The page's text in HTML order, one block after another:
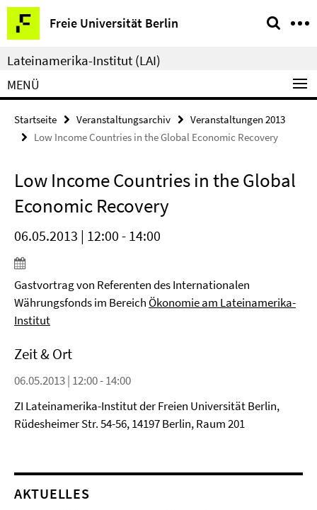
Springe
direkt
zu
Inhalt
Freie Universität Berlin
Service-
Navigation
Lateinamerika-Institut (LAI)
MENÜ
Startseite Veranstaltungsarchiv
Veranstaltungen 2013
Low Income Countries in the Global Economic Recovery
Low Income Countries in the Global
Economic Recovery
06.05.2013 | 12:00 - 14:00
Gastvortrag von Referenten des Internationalen
Währungsfonds im Bereich Ökonomie am Lateinamerika-
Institut
Zeit & Ort
06.05.2013 | 12:00 - 14:00
ZI Lateinamerika-Institut der Freien Universität Berlin,
Rüdesheimer Str. 54-56, 14197 Berlin, Raum 201
AKTUELLES